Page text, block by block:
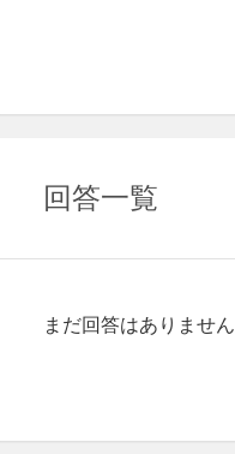
回答一覧
まだ回答はありません